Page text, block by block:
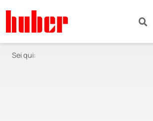
Sei qui: